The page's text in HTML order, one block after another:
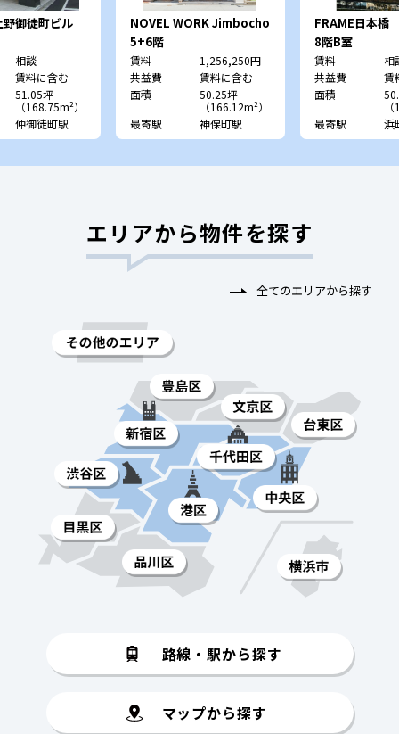
御徒町ビル
相談
賃料に含む
51.05坪
（168.75m²）
仲御徒町駅
NOVEL WORK Jimbocho
5+6階
賃料
1,256,250円
共益費
賃料に含む
面積
50.25坪
（166.12m²）
最寄駅
神保町駅
FRAME日本橋
8階B室
賃料
相
共益費
賃
面積
最寄駅
浜
エリアから物件を探す
全てのエリアから探す
路線・駅から探す
マップから探す